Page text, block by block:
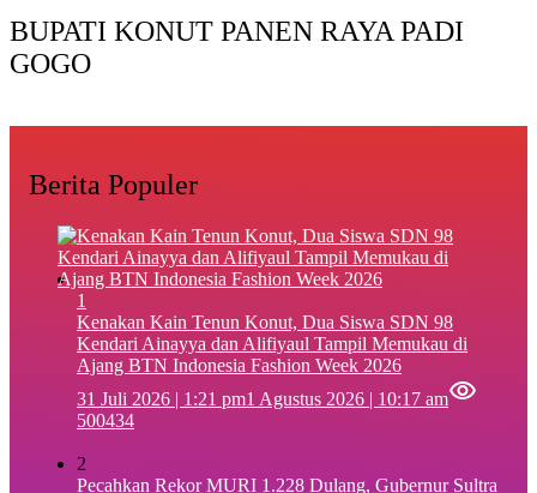
BUPATI KONUT PANEN RAYA PADI
GOGO
Berita Populer
1
‎Kenakan Kain Tenun Konut, Dua Siswa SDN 98
Kendari Ainayya dan Alifiyaul Tampil Memukau di
Ajang BTN Indonesia Fashion Week 2026
31 Juli 2026 | 1:21 pm1 Agustus 2026 | 10:17 am
500434
2
Pecahkan Rekor MURI 1.228 Dulang, Gubernur Sultra